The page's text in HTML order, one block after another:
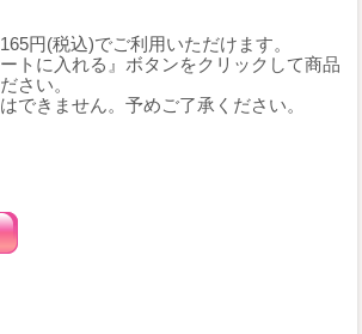
円(税込)でご利用いただけます。
トに入れる』ボタンをクリックして商品
さい。
できません。予めご了承ください。